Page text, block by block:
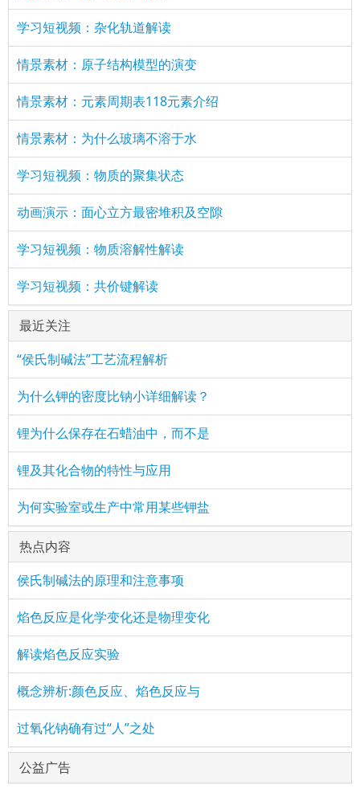
学习短视频：杂化轨道解读
情景素材：原子结构模型的演变
情景素材：元素周期表118元素介绍
情景素材：为什么玻璃不溶于水
学习短视频：物质的聚集状态
动画演示：面心立方最密堆积及空隙
学习短视频：物质溶解性解读
学习短视频：共价键解读
最近关注
“侯氏制碱法”工艺流程解析
为什么钾的密度比钠小详细解读？
锂为什么保存在石蜡油中，而不是
锂及其化合物的特性与应用
为何实验室或生产中常用某些钾盐
热点内容
侯氏制碱法的原理和注意事项
焰色反应是化学变化还是物理变化
解读焰色反应实验
概念辨析:颜色反应、焰色反应与
过氧化钠确有过“人”之处
公益广告